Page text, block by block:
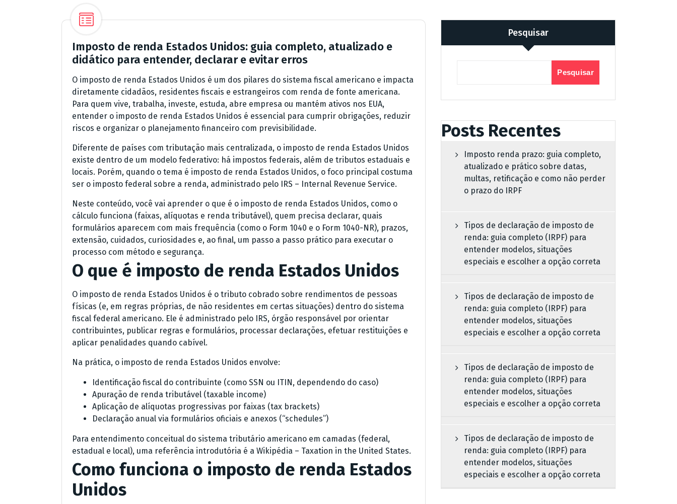
Imposto de renda Estados Unidos: guia completo, atualizado e
didático para entender, declarar e evitar erros
O imposto de renda Estados Unidos é um dos pilares do sistema fiscal americano e impacta
diretamente cidadãos, residentes fiscais e estrangeiros com renda de fonte americana.
Para quem vive, trabalha, investe, estuda, abre empresa ou mantém ativos nos EUA,
entender o imposto de renda Estados Unidos é essencial para cumprir obrigações, reduzir
riscos e organizar o planejamento financeiro com previsibilidade.
Diferente de países com tributação mais centralizada, o imposto de renda Estados Unidos
existe dentro de um modelo federativo: há impostos federais, além de tributos estaduais e
locais. Porém, quando o tema é imposto de renda Estados Unidos, o foco principal costuma
ser o imposto federal sobre a renda, administrado pelo IRS – Internal Revenue Service.
Neste conteúdo, você vai aprender o que é o imposto de renda Estados Unidos, como o
cálculo funciona (faixas, alíquotas e renda tributável), quem precisa declarar, quais
formulários aparecem com mais frequência (como o Form 1040 e o Form 1040-NR), prazos,
extensão, cuidados, curiosidades e, ao final, um passo a passo prático para executar o
processo com método e segurança.
O que é imposto de renda Estados Unidos
O imposto de renda Estados Unidos é o tributo cobrado sobre rendimentos de pessoas
físicas (e, em regras próprias, de não residentes em certas situações) dentro do sistema
fiscal federal americano. Ele é administrado pelo IRS, órgão responsável por orientar
contribuintes, publicar regras e formulários, processar declarações, efetuar restituições e
aplicar penalidades quando cabível.
Na prática, o imposto de renda Estados Unidos envolve:
Identificação fiscal do contribuinte (como SSN ou ITIN, dependendo do caso)
Apuração de renda tributável (taxable income)
Aplicação de alíquotas progressivas por faixas (tax brackets)
Declaração anual via formulários oficiais e anexos (“schedules”)
Para entendimento conceitual do sistema tributário americano em camadas (federal,
estadual e local), uma referência introdutória é a Wikipédia – Taxation in the United States.
Como funciona o imposto de renda Estados
Unidos
Pesquisar
Pesquisar
Posts Recentes
Imposto renda prazo: guia completo,
atualizado e prático sobre datas,
multas, retificação e como não perder
o prazo do IRPF
Tipos de declaração de imposto de
renda: guia completo (IRPF) para
entender modelos, situações
especiais e escolher a opção correta
Tipos de declaração de imposto de
renda: guia completo (IRPF) para
entender modelos, situações
especiais e escolher a opção correta
Tipos de declaração de imposto de
renda: guia completo (IRPF) para
entender modelos, situações
especiais e escolher a opção correta
Tipos de declaração de imposto de
renda: guia completo (IRPF) para
entender modelos, situações
especiais e escolher a opção correta